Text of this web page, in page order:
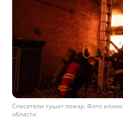
Спасатели тушат пожар. Фото
области